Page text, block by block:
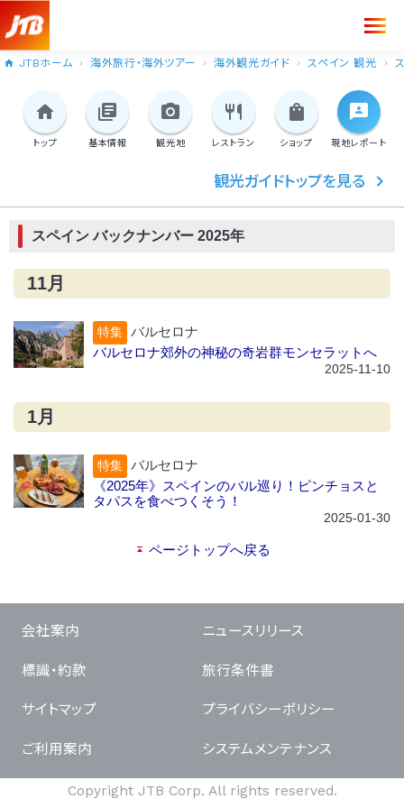
JTBホーム 海外旅行・海外ツアー 海外観光ガイド スペイン 観光
トップ 基本情報 観光地 レストラン ショップ 現地レポート
観光ガイドトップを見る
スペイン バックナンバー 2025年
11月
特集 バルセロナ
バルセロナ郊外の神秘の奇岩群モンセラットへ
2025-11-10
1月
特集 バルセロナ
《2025年》スペインのバル巡り！ピンチョスと
タパスを食べつくそう！
2025-01-30
ページトップへ戻る
会社案内 ニュースリリース
標識・約款 旅行条件書
サイトマップ プライバシーポリシー
ご利用案内 システムメンテナンス
Copyright JTB Corp. All rights reserved.